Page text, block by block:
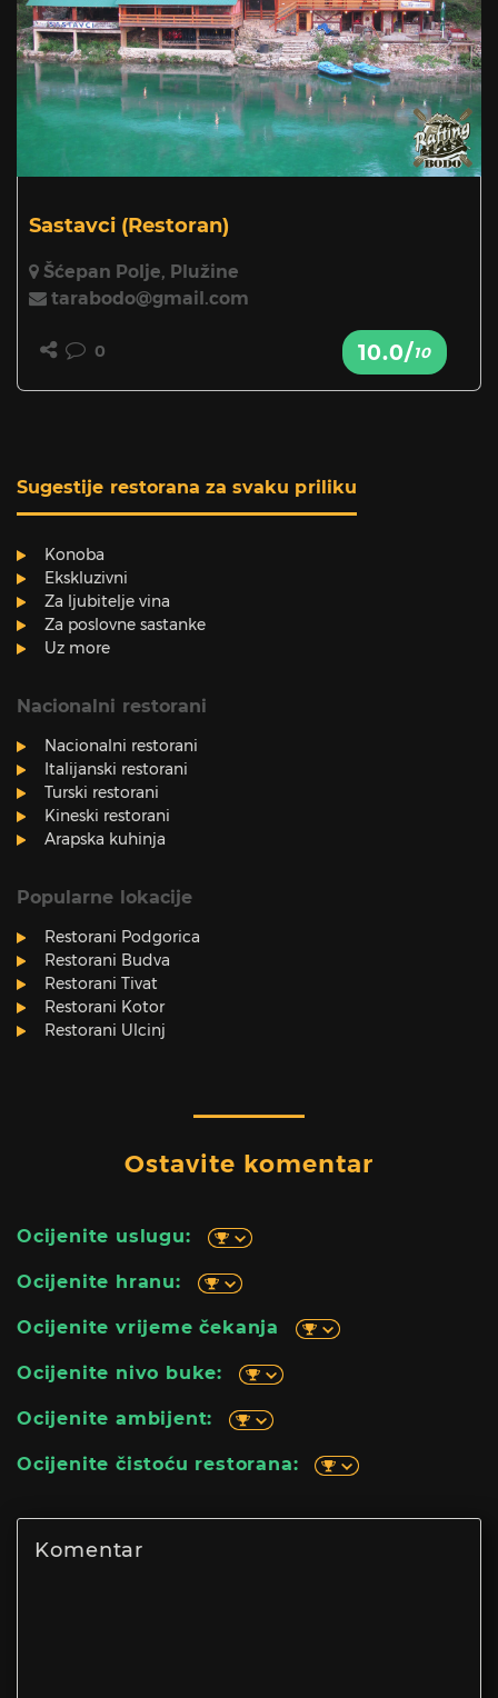
Sastavci (Restoran)
Šćepan Polje, Plužine
tarabodo@gmail.com
0 10.0/10
Sugestije restorana za svaku priliku
Konoba
Ekskluzivni
Za ljubitelje vina
Za poslovne sastanke
Uz more
Nacionalni restorani
Nacionalni restorani
Italijanski restorani
Turski restorani
Kineski restorani
Arapska kuhinja
Popularne lokacije
Restorani Podgorica
Restorani Budva
Restorani Tivat
Restorani Kotor
Restorani Ulcinj
Ostavite komentar
Ocijenite uslugu:
Ocijenite hranu:
Ocijenite vrijeme čekanja
Ocijenite nivo buke:
Ocijenite ambijent:
Ocijenite čistoću restorana: